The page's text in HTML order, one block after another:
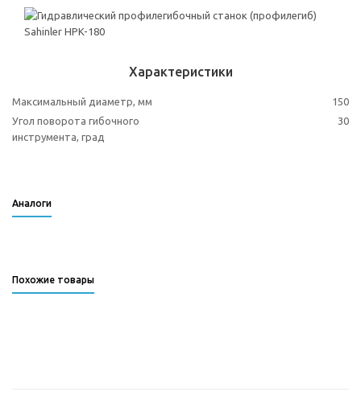
Характеристики
Максимальный диаметр, мм
150
Угол поворота гибочного
инструмента, град
30
Аналоги
Похожие товары